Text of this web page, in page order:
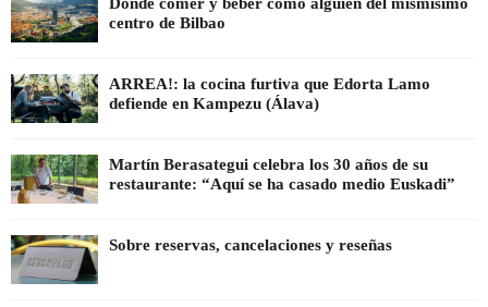
centro de Bilbao
ARREA!: la cocina furtiva que Edorta Lamo
defiende en Kampezu (Álava)
Martín Berasategui celebra los 30 años de su
restaurante: “Aquí se ha casado medio Euskadi”
Sobre reservas, cancelaciones y reseñas